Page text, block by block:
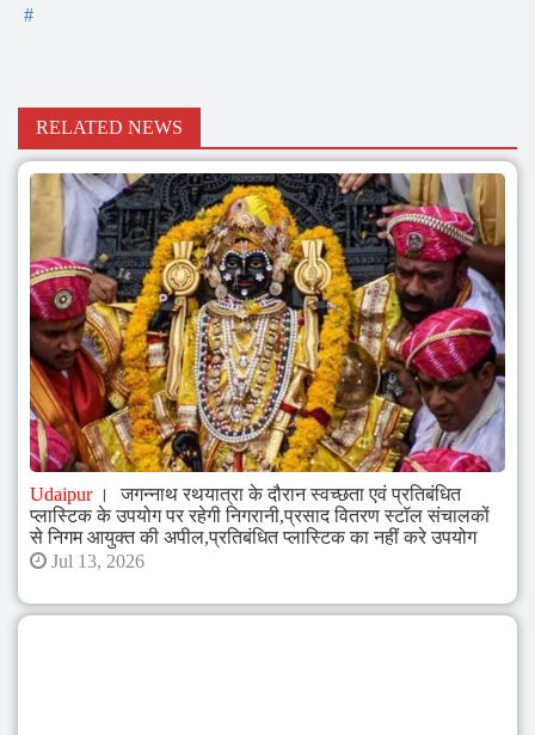
#
RELATED NEWS
Udaipur
जगन्नाथ रथयात्रा के दौरान स्वच्छता एवं प्रतिबंधित
प्लास्टिक के उपयोग पर रहेगी निगरानी,प्रसाद वितरण स्टॉल संचालकों
से निगम आयुक्त की अपील,प्रतिबंधित प्लास्टिक का नहीं करे उपयोग
Jul 13, 2026